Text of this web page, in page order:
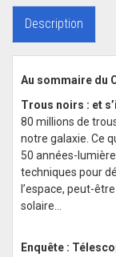
Description
Au sommaire du
Trous noirs : et
80 millions de
notre galaxie. Ce
50 années-
techniques pour
l’espace, peut-
solaire…
Enquête :